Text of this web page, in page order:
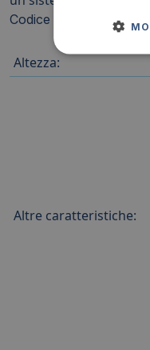
Codice prodotto:
Altezza:
Altre caratteristiche: